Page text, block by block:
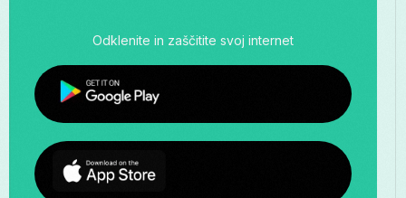
Odklenite in zaščitite svoj internet